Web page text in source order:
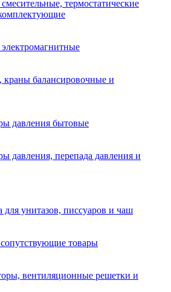
термостатические
балансировочные и
давления бытовые
давления, перепада давления и
для унитазов, писсуаров и чаш
товары
вентиляционные решетки и